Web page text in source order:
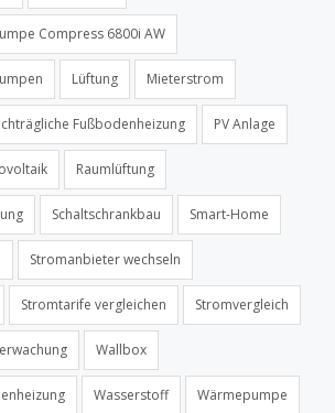
Compress 6800i AW
Lüftung Mieterstrom
Fußbodenheizung PV Anlage
Raumlüftung
Schaltschrankbau Smart-Home
Stromanbieter wechseln
Stromtarife vergleichen Stromvergleich
Wallbox
Wasserstoff Wärmepumpe